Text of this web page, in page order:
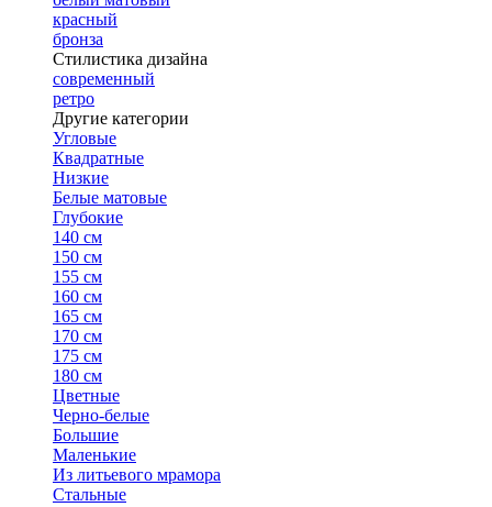
красный
бронза
Стилистика дизайна
современный
ретро
Другие категории
Угловые
Квадратные
Низкие
Белые матовые
Глубокие
140 см
150 см
155 см
160 см
165 см
170 см
175 см
180 см
Цветные
Черно-белые
Большие
Маленькие
Из литьевого мрамора
Стальные